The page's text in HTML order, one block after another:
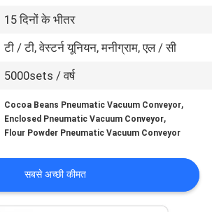
15 दिनों के भीतर
टी / टी, वेस्टर्न यूनियन, मनीग्राम, एल / सी
5000sets / वर्ष
Cocoa Beans Pneumatic Vacuum Conveyor,
Enclosed Pneumatic Vacuum Conveyor,
Flour Powder Pneumatic Vacuum Conveyor
सबसे अच्छी कीमत